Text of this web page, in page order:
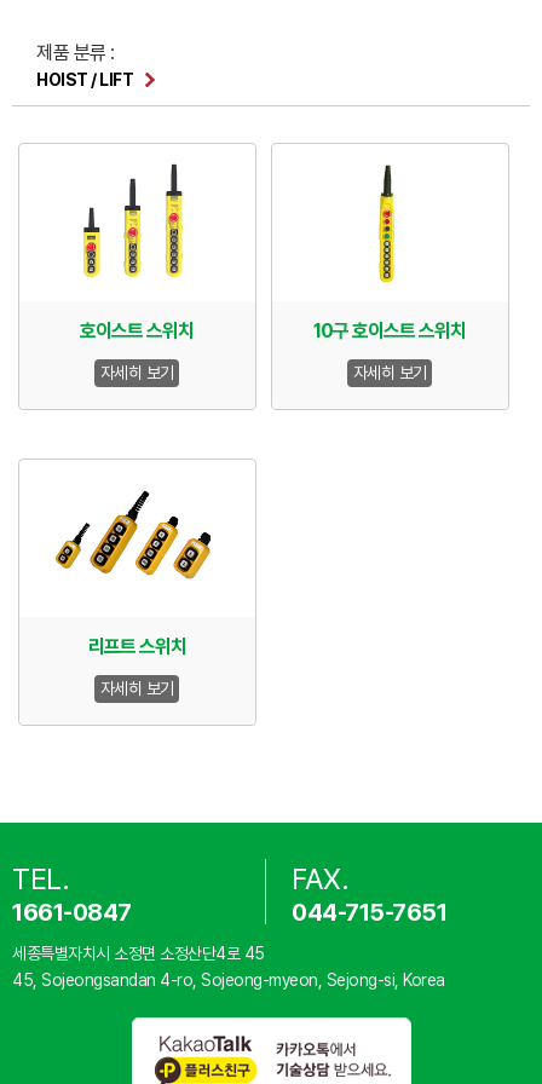
제품 분류 :
HOIST / LIFT
호이스트 스위치
자세히 보기
10구 호이스트 스위치
자세히 보기
리프트 스위치
자세히 보기
TEL.
1661-0847
FAX.
044-715-7651
세종특별자치시 소정면 소정산단4로 45
45, Sojeongsandan 4-ro, Sojeong-myeon, Sejong-si, Korea